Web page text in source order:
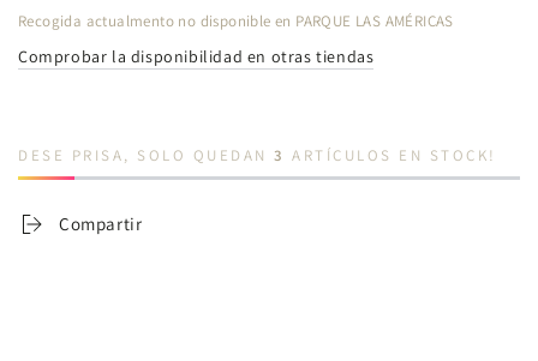
J25TK03
J25TK03
Recogida actualmento no disponible en PARQUE LAS AMÉRICAS
Comprobar la disponibilidad en otras tiendas
DESE PRISA, SOLO QUEDAN 3 ARTÍCULOS EN STOCK!
Compartir